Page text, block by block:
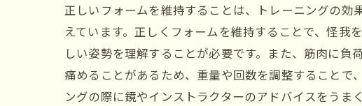
正しいフォームを維持することは、トレーニングの
えています。正しくフォームを維持することで、怪
しい姿勢を理解することが必要です。また、筋肉に
痛めることがあるため、重量や回数を調整することで
ングの際に鏡やインストラクターのアドバイスをう